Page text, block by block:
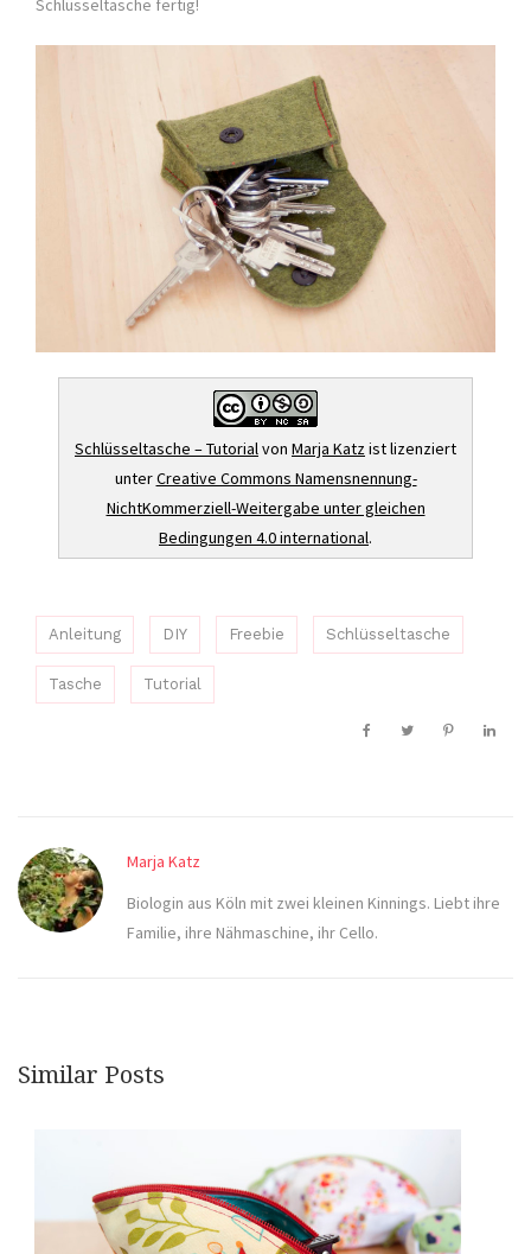
Schlüsseltasche – Tutorialvon Marja Katzist lizenziert
unterCreative Commons Namensnennung-
NichtKommerziell-Weitergabe unter gleichen
Bedingungen 4.0 international.
Anleitung DIY Freebie Schlüsseltasche
Tasche Tutorial
Marja Katz
Biologin aus Köln mit zwei kleinen Kinnings. Liebt ihre
Familie, ihre Nähmaschine, ihr Cello.
Similar Posts